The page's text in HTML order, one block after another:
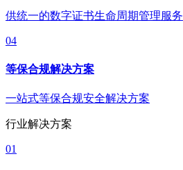
供统一的数字证书生命周期管理服务
04
等保合规解决方案
一站式等保合规安全解决方案
行业解决方案
01